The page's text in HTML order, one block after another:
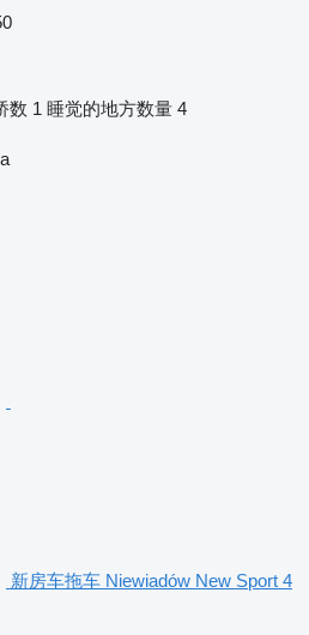
数 1 睡觉的地方数量 4
新房车拖车 Niewiadów New Sport 4